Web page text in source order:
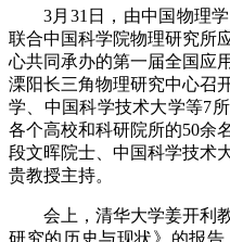
3月31日，由中国物理
联合中国科学院物理研究所
心共同承办的第一届全国应
溧阳长三角物理研究中心召
学、中国科学技术大学等7
各个高校和科研院所的50余
段文晖院士、中国科学技术
贵教授主持。
会上，清华大学姜开利
研究的历史与现状》的报